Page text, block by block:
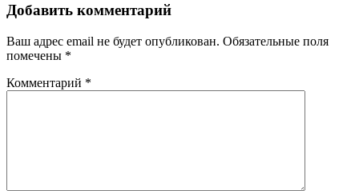
Добавить комментарий
Ваш адрес email не будет опубликован. Обязательные поля
помечены *
Комментарий *